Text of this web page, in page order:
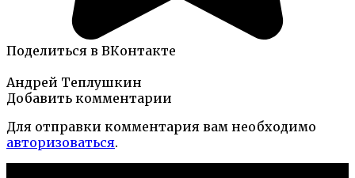
Поделиться в ВКонтакте
Андрей Теплушкин
Добавить комментарии
Для отправки комментария вам необходимо
авторизоваться.